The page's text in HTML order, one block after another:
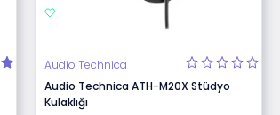
Audio Technica
Audio Technica ATH-M20X Stüdyo
Kulaklığı